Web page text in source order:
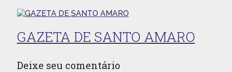
GAZETA DE SANTO AMARO
Deixe seu comentário